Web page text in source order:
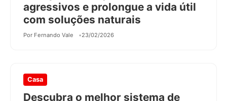
agressivos e prolongue a vida útil
com soluções naturais
Por Fernando Vale 23/02/2026
Casa
Descubra o melhor sistema de